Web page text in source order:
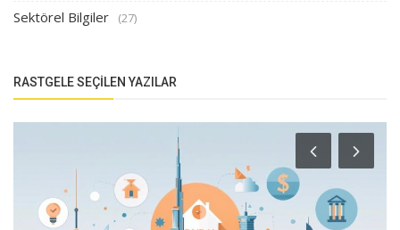
Sektörel Bilgiler (27)
RASTGELE SEÇILEN YAZILAR